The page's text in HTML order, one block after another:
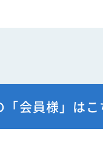
会員様」はこ